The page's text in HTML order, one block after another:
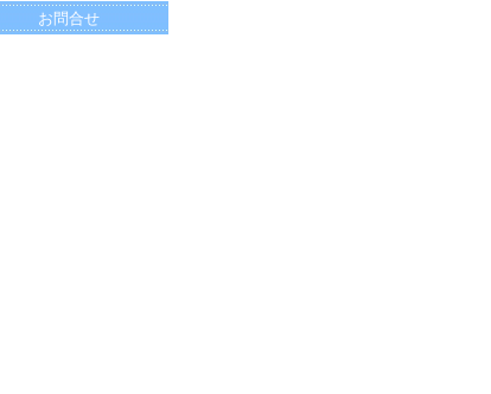
お問合せ